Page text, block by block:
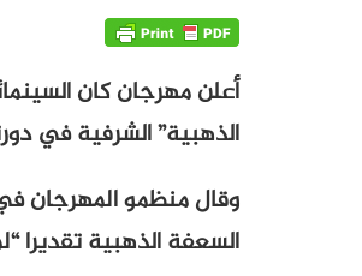
أعلن مهرجان كان
الذهبية” الشرفية في دورته القادمة الـ76 التي
وقال منظمو المهرجان
السعفة الذهبية تقديرا